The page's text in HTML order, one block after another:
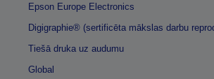
Epson Europe Electronics
Digigraphie® (sertificēta mākslas darbu
Tiešā druka uz audumu
Global